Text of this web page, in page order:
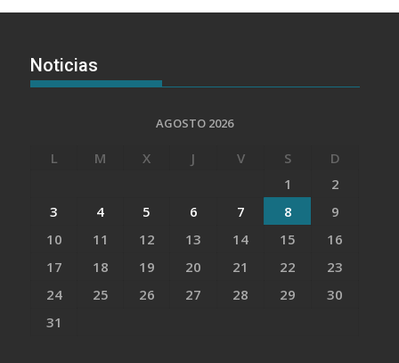
Noticias
AGOSTO 2026
L M X J V S
D
1
2
3
4 5 6 7 8
9
10
11 12 13 14 15
16
17
18 19 20 21 22
23
24
25 26 27 28 29
30
31